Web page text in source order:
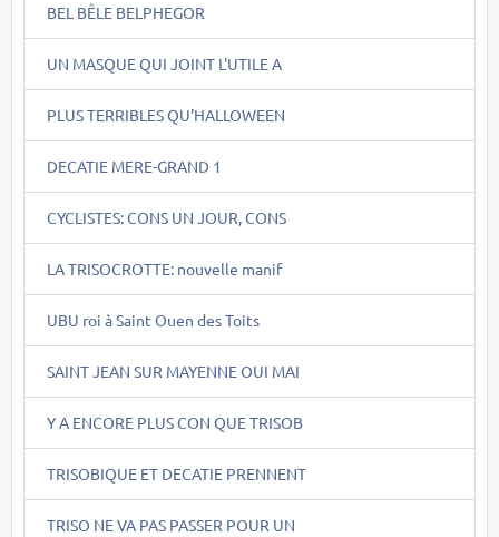
BEL BÊLE BELPHEGOR
UN MASQUE QUI JOINT L'UTILE A
PLUS TERRIBLES QU'HALLOWEEN
DECATIE MERE-GRAND 1
CYCLISTES: CONS UN JOUR, CONS
LA TRISOCROTTE: nouvelle manif
UBU roi à Saint Ouen des Toits
SAINT JEAN SUR MAYENNE OUI MAI
Y A ENCORE PLUS CON QUE TRISOB
TRISOBIQUE ET DECATIE PRENNENT
TRISO NE VA PAS PASSER POUR UN